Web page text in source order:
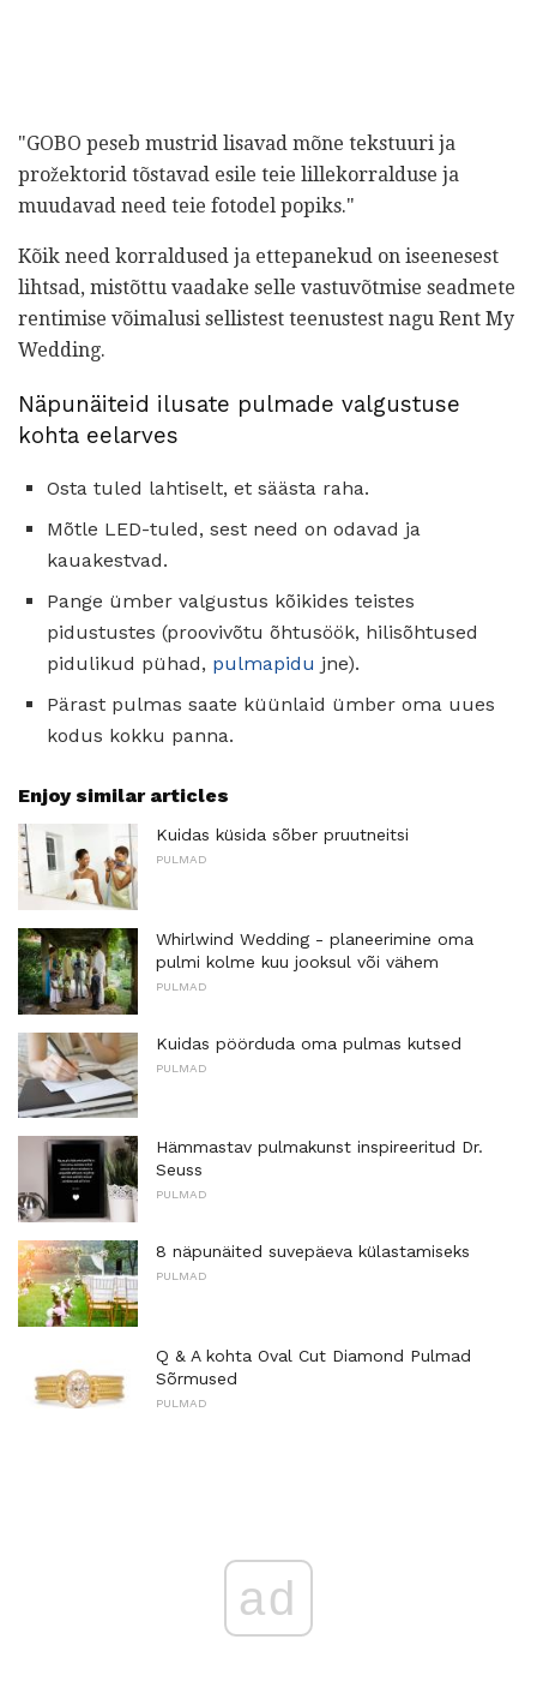
"GOBO peseb mustrid lisavad mõne tekstuuri ja
prožektorid tõstavad esile teie lillekorralduse ja
muudavad need teie fotodel popiks."
Kõik need korraldused ja ettepanekud on iseenesest
lihtsad, mistõttu vaadake selle vastuvõtmise seadmete
rentimise võimalusi sellistest teenustest nagu Rent My
Wedding.
Näpunäiteid ilusate pulmade valgustuse
kohta eelarves
Osta tuled lahtiselt, et säästa raha.
Mõtle LED-tuled, sest need on odavad ja
kauakestvad.
Pange ümber valgustus kõikides teistes
pidustustes (proovivõtu õhtusöök, hilisõhtused
pidulikud pühad, pulmapidu jne).
Pärast pulmas saate küünlaid ümber oma uues
kodus kokku panna.
Enjoy similar articles
Kuidas küsida sõber pruutneitsi
PULMAD
Whirlwind Wedding - planeerimine oma
pulmi kolme kuu jooksul või vähem
PULMAD
Kuidas pöörduda oma pulmas kutsed
PULMAD
Hämmastav pulmakunst inspireeritud Dr.
Seuss
PULMAD
8 näpunäited suvepäeva külastamiseks
PULMAD
Q & A kohta Oval Cut Diamond Pulmad
Sõrmused
PULMAD
ad